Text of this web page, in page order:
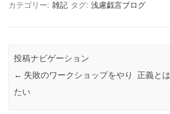
カテゴリー: 雑記 タグ: 浅慮戯言ブログ
投稿ナビゲーション
← 失敗のワークショップをやり
たい
正義と